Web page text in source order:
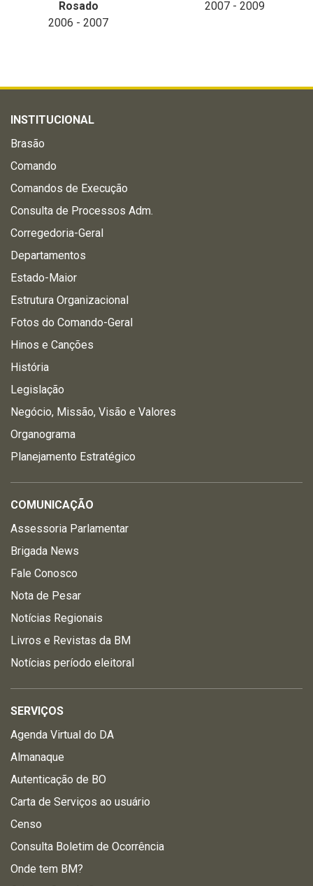
Rosado
2006 - 2007
2007 - 2009
INSTITUCIONAL
Brasão
Comando
Comandos de Execução
Consulta de Processos Adm.
Corregedoria-Geral
Departamentos
Estado-Maior
Estrutura Organizacional
Fotos do Comando-Geral
Hinos e Canções
História
Legislação
Negócio, Missão, Visão e Valores
Organograma
Planejamento Estratégico
COMUNICAÇÃO
Assessoria Parlamentar
Brigada News
Fale Conosco
Nota de Pesar
Notícias Regionais
Livros e Revistas da BM
Notícias período eleitoral
SERVIÇOS
Agenda Virtual do DA
Almanaque
Autenticação de BO
Carta de Serviços ao usuário
Censo
Consulta Boletim de Ocorrência
Onde tem BM?